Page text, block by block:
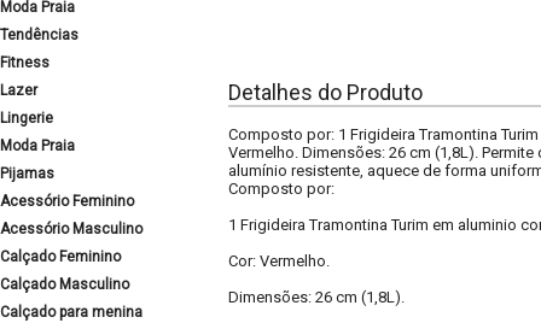
Moda Praia
Tendências
Fitness
Lazer
Lingerie
Moda Praia
Pijamas
Acessório Feminino
Acessório Masculino
Calçado Feminino
Calçado Masculino
Calçado para menina
Detalhes do Produto
Composto por: 1 Frigideira Tramontina
Vermelho. Dimensões: 26 cm (1,8L).
alumínio resistente, aquece de forma
Composto por:
1 Frigideira Tramontina Turim em aluminio
Cor: Vermelho.
Dimensões: 26 cm (1,8L).